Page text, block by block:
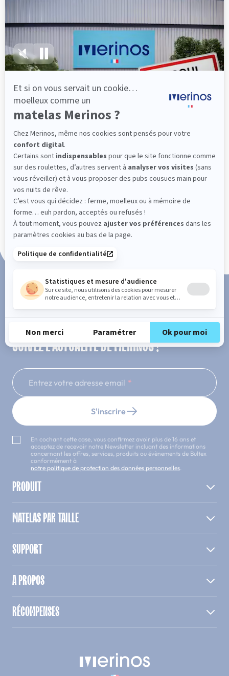
501,00 €
Découvrir
Fabrication Française
101 nuits d'essai*
Paiement en 3x ou 4x sans frais
SUIVEZ L'ACTUALITÉ DE MERINOS !
Entrez votre adresse email
S'inscrire
En cochant cette case, vous confirmez avoir plus de 16 ans et
acceptez de recevoir notre Newsletter incluant des informations
concernant les offres, services, produits ou évènements de Bultex
conformément à
notre politique de protection des données personnelles.
PRODUIT
MATELAS PAR TAILLE
SUPPORT
A PROPOS
RÉCOMPENSES